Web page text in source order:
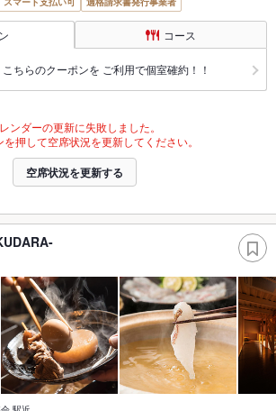
コース
ちらのクーポンを ご利用で個室確約！！
ンダーの更新に失敗しました。
押して空席状況を更新してください。
空席状況を更新する